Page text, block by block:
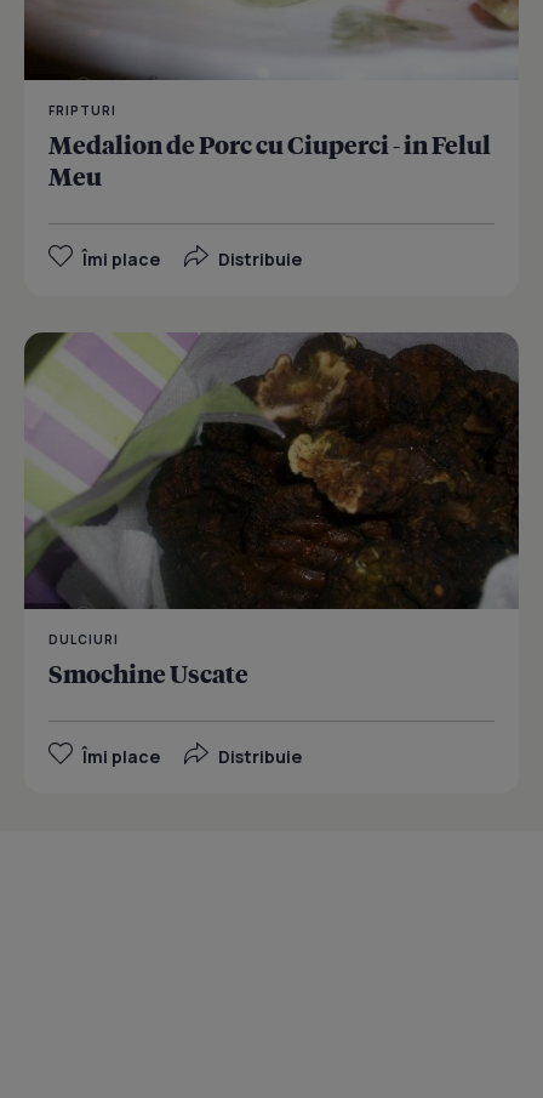
FRIPTURI
Medalion de Porc cu Ciuperci - in Felul
Meu
Îmi place Distribuie
DULCIURI
Smochine Uscate
Îmi place Distribuie